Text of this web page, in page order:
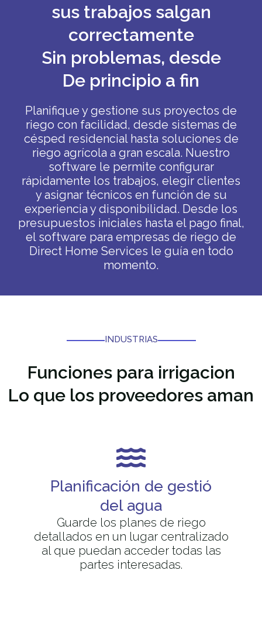
sus trabajos salgan
correctamente
Sin problemas, desde
De principio a fin
Planifique y gestione sus proyectos de
riego con facilidad, desde sistemas de
césped residencial hasta soluciones de
riego agrícola a gran escala. Nuestro
software le permite configurar
rápidamente los trabajos, elegir clientes
y asignar técnicos en función de su
experiencia y disponibilidad. Desde los
presupuestos iniciales hasta el pago final,
el software para empresas de riego de
Direct Home Services le guía en todo
momento.
INDUSTRIAS
Funciones para irrigacion
Lo que los proveedores aman
Planificación de gestió
del agua
Guarde los planes de riego
detallados en un lugar centralizado
al que puedan acceder todas las
partes interesadas.